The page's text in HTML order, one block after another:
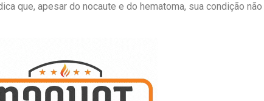
que, apesar do nocaute e do hematoma, sua condição não